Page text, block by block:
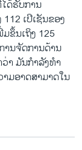
ດ້ຮັບການ
ເປີເຊັນຂອງ
ຂຶ້ນເຖິງ 125
ານຈັດການດ້ານ
າ ມັນກໍາລັງທຳ
ມອາດສາມາດໃນ